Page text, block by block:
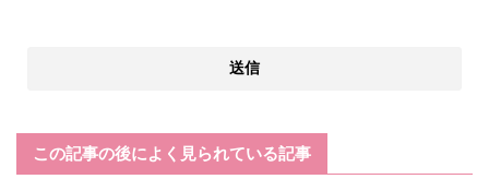
この記事の後によく見られている記事